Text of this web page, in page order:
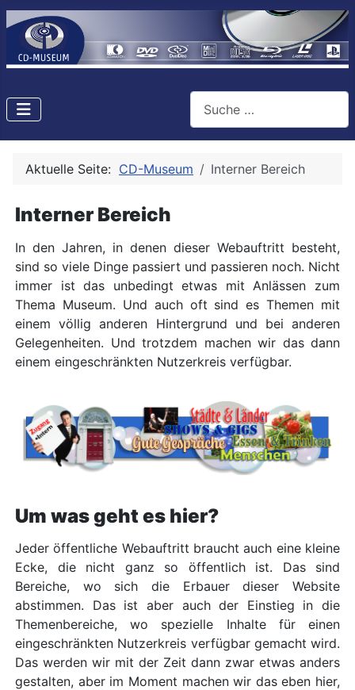
Aktuelle Seite: CD-Museum Interner Bereich
Interner Bereich
In den Jahren, in denen dieser Webauftritt besteht,
sind so viele Dinge passiert und passieren noch. Nicht
immer ist das unbedingt etwas mit Anlässen zum
Thema Museum. Und auch oft sind es Themen mit
einem völlig anderen Hintergrund und bei anderen
Gelegenheiten. Und trotzdem machen wir das dann
einem eingeschränkten Nutzerkreis verfügbar.
Um was geht es hier?
Jeder öffentliche Webauftritt braucht auch eine kleine
Ecke, die nicht ganz so öffentlich ist. Das sind
Bereiche, wo sich die Erbauer dieser Website
abstimmen. Das ist aber auch der Einstieg in die
Themenbereiche, wo spezielle Inhalte für einen
eingeschränkten Nutzerkreis verfügbar gemacht wird.
Das werden wir mit der Zeit dann zwar etwas anders
gestalten, aber im Moment machen wir das eben hier,